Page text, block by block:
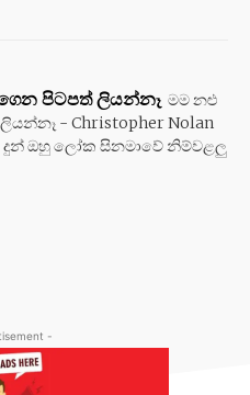
පිටපත් ලියන්නෑ මම නළු
- Christopher Nolan
දුන් ඔහු ලෝක සිනමාවේ නිම්වළලු
-